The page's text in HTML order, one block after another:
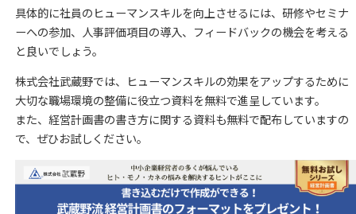
具体的に社員のヒューマンスキルを向上させるには、研修やセミナ
ーへの参加、人事評価項目の導入、フィードバックの機会を考える
と良いでしょう。
株式会社武蔵野では、ヒューマンスキルの効果をアップするために
大切な職場環境の整備に役立つ資料を無料で進呈しています。
また、経営計画書の書き方に関する資料も無料で配布していますの
で、ぜひお試しください。